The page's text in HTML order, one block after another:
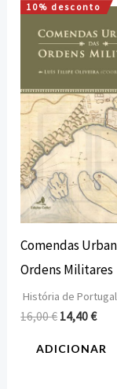
10% desconto
Comendas
Ordens Militares
História de Portugal
16,00€
O
preço
original
era:
16,00 €.
14,40€
O
é:
ADICIONAR